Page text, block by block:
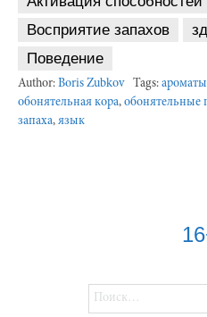
Восприятие запахов
Поведение
Author: Boris Zubkov Tags: ароматы
обонятельная кора, обонятельные
запаха, язык
Найти: